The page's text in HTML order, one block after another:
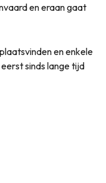
en eraan gaat
en enkele
sinds lange tijd